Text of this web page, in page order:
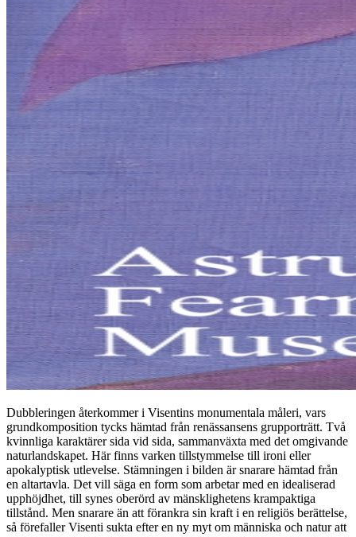
Dubbleringen återkommer i Visentins monumentala måleri, vars
grundkomposition tycks hämtad från renässansens grupporträtt. Två
kvinnliga karaktärer sida vid sida, sammanväxta med det omgivande
naturlandskapet. Här finns varken tillstymmelse till ironi eller
apokalyptisk utlevelse. Stämningen i bilden är snarare hämtad från
en altartavla. Det vill säga en form som arbetar med en idealiserad
upphöjdhet, till synes oberörd av mänsklighetens krampaktiga
tillstånd. Men snarare än att förankra sin kraft i en religiös berättelse,
så förefaller Visenti sukta efter en ny myt om människa och natur att